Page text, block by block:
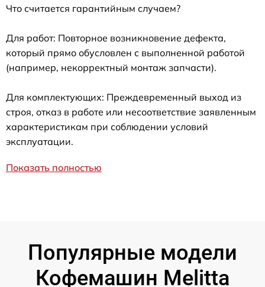
Что считается гарантийным случаем?
Для работ: Повторное возникновение дефекта,
который прямо обусловлен с выполненной работой
(например, некорректный монтаж запчасти).
Для комплектующих: Преждевременный выход из
строя, отказ в работе или несоответствие заявленным
характеристикам при соблюдении условий
эксплуатации.
Показать полностью
Популярные модели
Кофемашин Melitta